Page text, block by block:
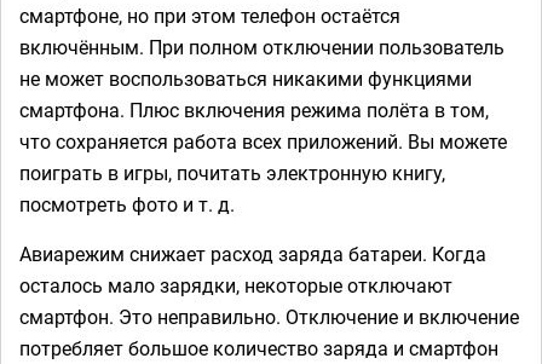
смартфоне, но при этом телефон остаётся
включённым. При полном отключении пользователь
не может воспользоваться никакими функциями
смартфона. Плюс включения режима полёта в том,
что сохраняется работа всех приложений. Вы можете
поиграть в игры, почитать электронную книгу,
посмотреть фото и т. д.
Авиарежим снижает расход заряда батареи. Когда
осталось мало зарядки, некоторые отключают
смартфон. Это неправильно. Отключение и включение
потребляет большое количество заряда и смартфон